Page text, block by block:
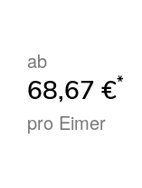
ab
68,67 €*
pro Eimer